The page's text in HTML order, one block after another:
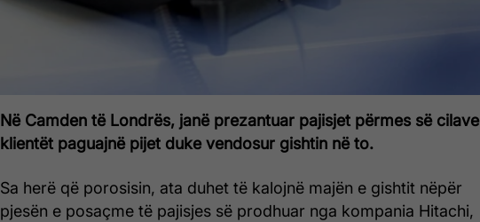
Në Camden të Londrës, janë prezantuar pajisjet përmes së cilave
klientët paguajnë pijet duke vendosur gishtin në to.
Sa herë që porosisin, ata duhet të kalojnë majën e gishtit nëpër
pjesën e posaçme të pajisjes së prodhuar nga kompania Hitachi,